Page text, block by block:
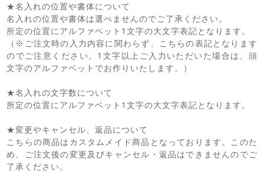
★名入れの位置や書体について
名入れの位置や書体は選べませんのでご了承ください。
所定の位置にアルファベット1文字の大文字表記となります。
（※ご注文時の入力内容に関わらず、こちらの表記となります
のでご注意ください。1文字以上ご入力いただいた場合は、頭
文字のアルファベットでお作りいたします。）
★名入れの文字数について
所定の位置にアルファベット1文字の大文字表記となります。
★変更やキャンセル、返品について
こちらの商品はカスタムメイド商品となっております。このた
め、ご注文後の変更及びキャンセル・返品はできませんのでご
了承ください。